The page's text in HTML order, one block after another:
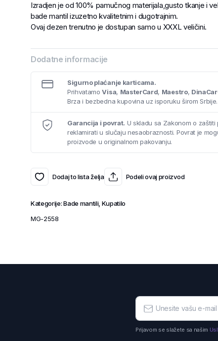
Izradjen je od 100% pamučnog materijala,gusto tkanje i
bade mantil izuzetno kvalitetnim i dugotrajnim.
Ovaj dezen trenutno je dostupan samo u XXXL veličini.
Dodatne informacije
Sigurno plaćanje karticama.
PrihvatamoVisa, MasterCard, Maestro,
Brza i bezbedna kupovina uz isporuku širom Srbije.
Garancija i povrat. U skladu sa Zakonom o
reklamirati u slučaju nesaobraznosti. Povrat je
proizvode u originalnom pakovanju.
Dodaj to lista želja Podeli ovaj proizvod
Kategorije:Bade mantili, Kupatilo
MG-2558
Prijavom se slažete sa našim